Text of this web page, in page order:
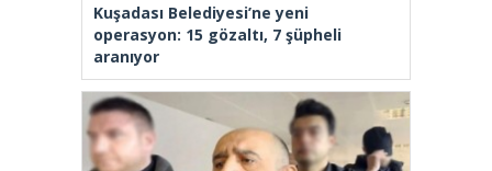
Kuşadası Belediyesi’ne yeni
operasyon: 15 gözaltı, 7 şüpheli
aranıyor